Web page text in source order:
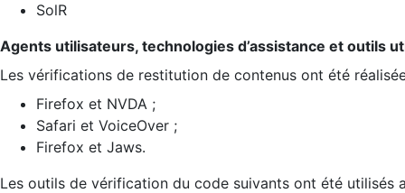
SolR
Agents utilisateurs, technologies d’assistance et outils
Les vérifications de restitution de contenus ont été
Firefox et NVDA ;
Safari et VoiceOver ;
Firefox et Jaws.
Les outils de vérification du code suivants ont été utilisés